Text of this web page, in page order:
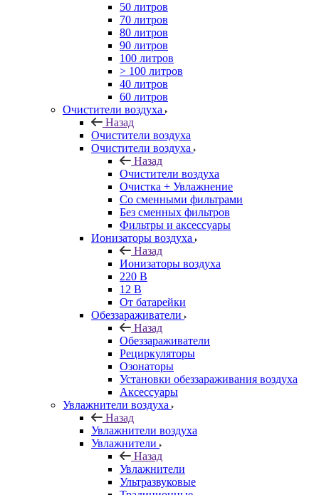
50 литров
70 литров
80 литров
90 литров
100 литров
> 100 литров
40 литров
60 литров
Очистители воздуха
Назад
Очистители воздуха
Очистители воздуха
Назад
Очистители воздуха
Очистка + Увлажнение
Cо сменными фильтрами
Без сменных фильтров
Фильтры и аксессуары
Ионизаторы воздуха
Назад
Ионизаторы воздуха
220 В
12 В
От батарейки
Обеззараживатели
Назад
Обеззараживатели
Рециркуляторы
Озонаторы
Установки обеззараживания воздуха
Аксессуары
Увлажнители воздуха
Назад
Увлажнители воздуха
Увлажнители
Назад
Увлажнители
Ультразвуковые